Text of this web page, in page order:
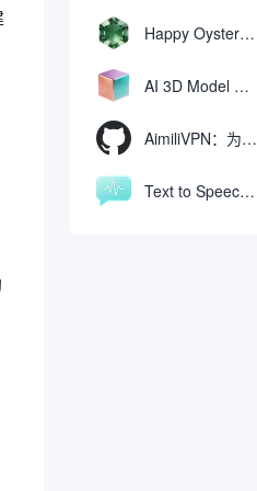
Happy Oyster AI：生成可交互式3D虚拟世界与视频的大模型
AI 3D Model Generator：通过文本和图像快速生成3D模型的在线工具
AimiliVPN：为Linux提供纯净出站家庭IP的VPN代理网关
Text to Speech AI：支持多说话人与情感控制的文字转语音工具